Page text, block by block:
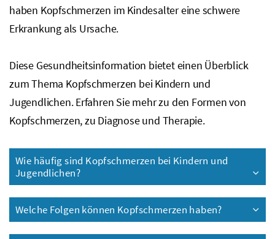
haben Kopfschmerzen im Kindesalter eine schwere
Erkrankung als Ursache.
Diese Gesundheitsinformation bietet einen Überblick
zum Thema Kopfschmerzen bei Kindern und
Jugendlichen. Erfahren Sie mehr zu den Formen von
Kopfschmerzen, zu Diagnose und Therapie.
Wie häufig sind Kopfschmerzen bei Kindern und
Jugendlichen?
Welche Folgen können Kopfschmerzen haben?